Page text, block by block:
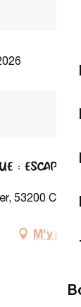
: ESCAPE
53200
M'y